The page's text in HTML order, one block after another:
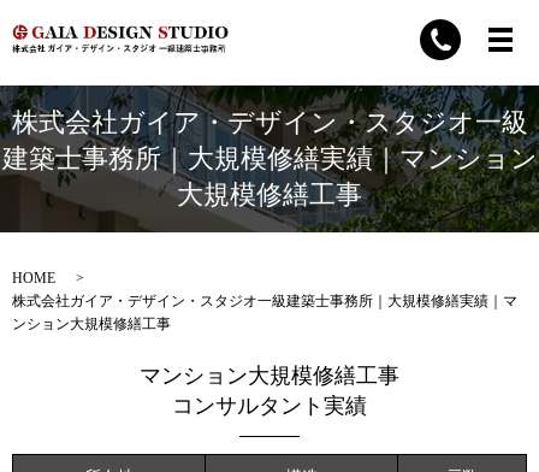
株式会社ガイア・デザイン・スタジオ一級
建築士事務所｜大規模修繕実績｜マンション
大規模修繕工事
HOME
株式会社ガイア・デザイン・スタジオ一級建築士事務所｜大規模修繕実績｜マ
ンション大規模修繕工事
マンション大規模修繕工事
コンサルタント実績